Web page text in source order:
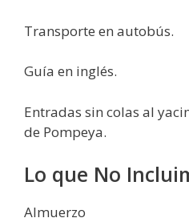
Transporte en autobús.
Guía en inglés.
Entradas sin colas al
de Pompeya.
Lo que No
Almuerzo